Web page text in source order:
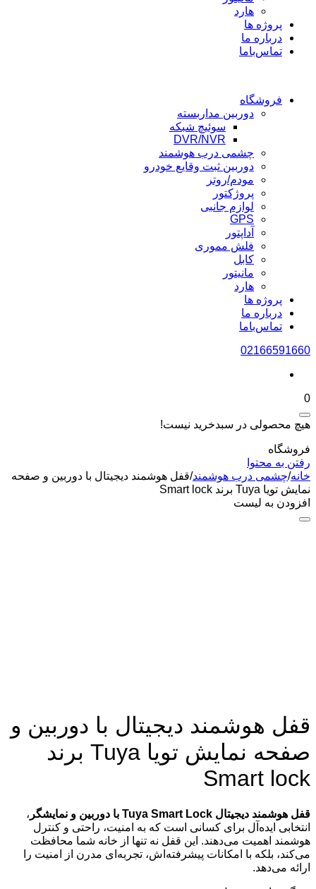
هارد
پروژه ها
درباره ما
تماس‌باما
فروشگاه
دوربین مداربسته
سوئیچ شبکه
DVR/NVR
چشمی درب هوشمند
دوربین ثبت وقایع خودرو
مودم/روتر
پروژکتور
لوازم جانبی
GPS
آداپتور
فلش مموری
کابل
مانیتور
هارد
پروژه ها
درباره ما
تماس‌باما
02166591660
0
هیچ محصولی در سبدخرید نیست!
فروشگاه
رفتن به محتوا
خانه/چشمی درب هوشمند/قفل هوشمند دیجیتال با دوربین و صفحه
نمایش تویا Tuya برند Smart lock
افزودن به لیست
قفل هوشمند دیجیتال با دوربین و
صفحه نمایش تویا Tuya برند
Smart lock
قفل هوشمند دیجیتال Tuya Smart Lock با دوربین و نمایشگر
،
انتخابی ایده‌آل برای کسانی است که به امنیت، راحتی و کنترل
هوشمند اهمیت می‌دهند. این قفل نه تنها از خانه شما محافظت
می‌کند، بلکه با امکانات پیشرفته‌اش، تجربه‌ای مدرن از امنیت را
ارائه می‌دهد.